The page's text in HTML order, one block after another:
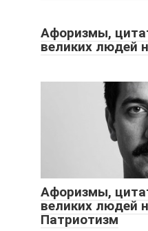
Афоризмы,
великих людей
Афоризмы,
великих людей
Патриотизм